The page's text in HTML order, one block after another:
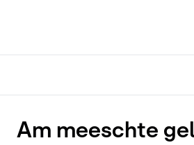
Am meeschte